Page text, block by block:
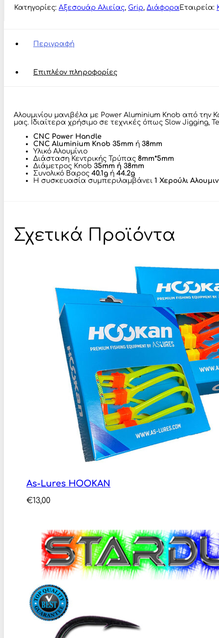
Aluminium
Knob
Κατηγορίες: Αξεσουάρ Αλιείας, Grip, Διάφορα Εταιρεία:
Περιγραφή
Επιπλέον πληροφορίες
Αλουμινίου μανιβέλα με Power Aluminium Knob από
μας. Ιδιαίτερα χρήσιμο σε τεχνικές όπως Slow Jigging,
CNC Power Handle
CNC Aluminium Knob 35mm ή 38mm
Υλικό Aλουμίνιο
Διάσταση Κεντρικής Τρύπας 8mm*5mm
Διάμετρος Knob 35mm ή 38mm
Συνολικό Βαρος 40.1g ή 44.2g
Η συσκευασία συμπεριλαμβάνει 1 Χερούλι
Σχετικά Προϊόντα
As-Lures HOOKAN
€13,00